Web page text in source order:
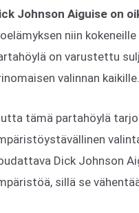
Johnson Aiguise on
niin
on varustettu
valinnan kaikille.
tämä partahöylä
Dick Johnson
sillä se